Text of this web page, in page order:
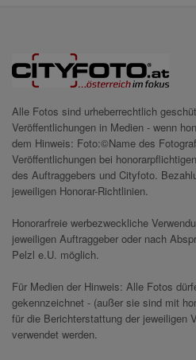
Alle Fotos sind urheberrechtlich
Veröffentlichungen in Medien - wenn
dem Hinweis: Foto:©Name des
Veröffentlichungen bei
des Auftraggebers und Cityfoto.
jeweiligen Honorar-Richtlinien.
Honorarfreie werbezweckliche
jeweiligen Auftraggeber oder nach
Pelzl e.U. möglich.
Für Medien der Hinweis: Alle Fotos
gekennzeichnet - (außer sie sind mit
für die Berichterstattung der jeweiligen
verwendet werden.